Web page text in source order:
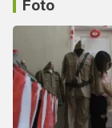
Foto